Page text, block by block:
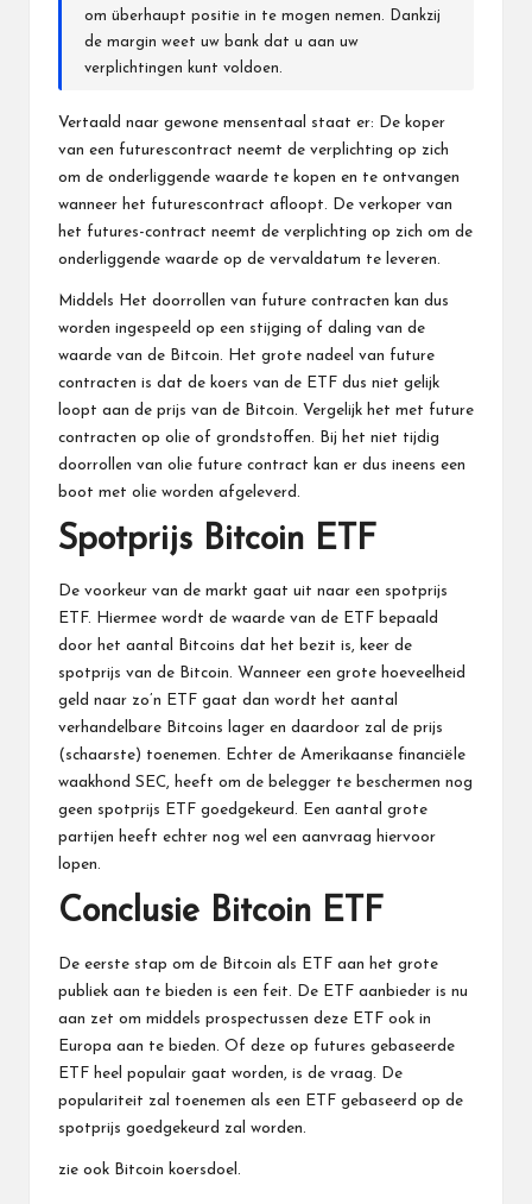
om überhaupt positie in te mogen nemen. Dankzij
de margin weet uw bank dat u aan uw
verplichtingen kunt voldoen.
Vertaald naar gewone mensentaal staat er: De koper
van een futurescontract neemt de verplichting op zich
om de onderliggende waarde te kopen en te ontvangen
wanneer het futurescontract afloopt. De verkoper van
het futures-contract neemt de verplichting op zich om de
onderliggende waarde op de vervaldatum te leveren.
Middels Het doorrollen van future contracten kan dus
worden ingespeeld op een stijging of daling van de
waarde van de Bitcoin. Het grote nadeel van future
contracten is dat de koers van de ETF dus niet gelijk
loopt aan de prijs van de Bitcoin. Vergelijk het met future
contracten op olie of grondstoffen. Bij het niet tijdig
doorrollen van olie future contract kan er dus ineens een
boot met olie worden afgeleverd.
Spotprijs Bitcoin ETF
De voorkeur van de markt gaat uit naar een spotprijs
ETF. Hiermee wordt de waarde van de ETF bepaald
door het aantal Bitcoins dat het bezit is, keer de
spotprijs van de Bitcoin. Wanneer een grote hoeveelheid
geld naar zo’n ETF gaat dan wordt het aantal
verhandelbare Bitcoins lager en daardoor zal de prijs
(schaarste) toenemen. Echter de Amerikaanse financiële
waakhond SEC, heeft om de belegger te beschermen nog
geen spotprijs ETF goedgekeurd. Een aantal grote
partijen heeft echter nog wel een aanvraag hiervoor
lopen.
Conclusie Bitcoin ETF
De eerste stap om de Bitcoin als ETF aan het grote
publiek aan te bieden is een feit. De ETF aanbieder is nu
aan zet om middels prospectussen deze ETF ook in
Europa aan te bieden. Of deze op futures gebaseerde
ETF heel populair gaat worden, is de vraag. De
populariteit zal toenemen als een ETF gebaseerd op de
spotprijs goedgekeurd zal worden.
zie ook Bitcoin koersdoel